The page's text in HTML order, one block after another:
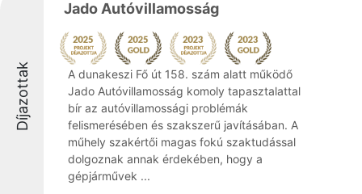
Díjazottak
Jado Autóvillamosság
A dunakeszi Fő út 158. szám alatt működő
Jado Autóvillamosság komoly tapasztalattal
bír az autóvillamossági problémák
felismerésében és szakszerű javításában. A
műhely szakértői magas fokú szaktudással
dolgoznak annak érdekében, hogy a
gépjárművek ...